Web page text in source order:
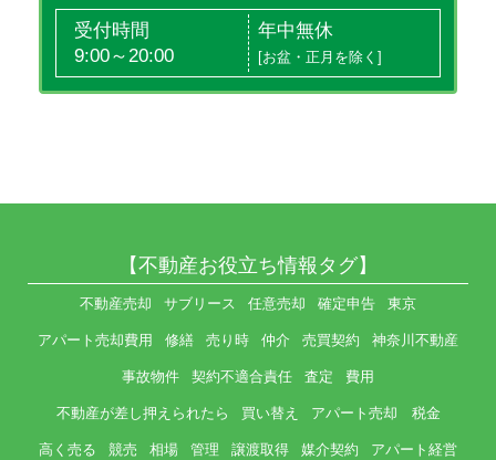
受付時間
9:00～20:00
年中無休
[お盆・正月を除く]
【不動産お役立ち情報タグ】
不動産売却 サブリース 任意売却 確定申告 東京
アパート売却費用 修繕 売り時 仲介 売買契約 神奈川不動産
事故物件 契約不適合責任 査定 費用
不動産が差し押えられたら 買い替え アパート売却 税金
高く売る 競売 相場 管理 譲渡取得 媒介契約 アパート経営